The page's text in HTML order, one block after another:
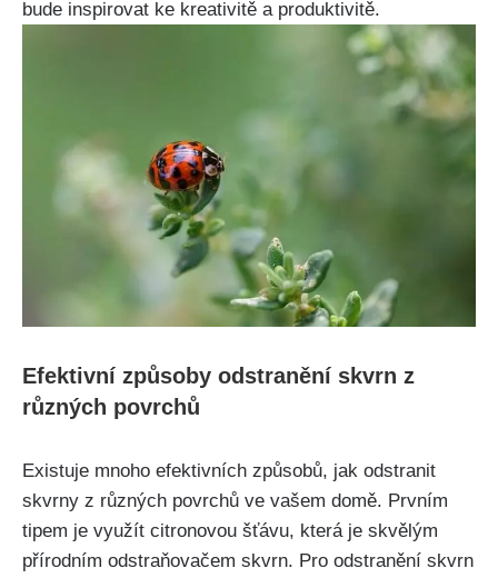
bude inspirovat ke kreativitě ‍a ‌produktivitě.
Efektivní způsoby odstranění skvrn z
různých povrchů
Existuje mnoho⁣ efektivních způsobů, jak odstranit ​
skvrny z různých povrchů ve vašem domě. Prvním
⁢tipem je⁢ využít citronovou šťávu, která je skvělým
přírodním odstraňovačem skvrn. Pro odstranění skvrn